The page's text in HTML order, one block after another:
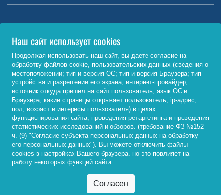
Министерство науки и высшего образования РФ
http://www.minobrnauki.gov.ru/
Министерство просвещения РФ
https://edu.gov.ru/
Федеральный портал «Российское образование»
http://www.edu.ru/
© 2026, ФГБОУ ВО «Байкальский государственный
университет»
Наш сайт использует cookies
Продолжая использовать наш сайт, вы даете согласие на
обработку файлов cookie, пользовательских данных (сведения о
местоположении; тип и версия ОС; тип и версия Браузера; тип
устройства и разрешение его экрана; интернет-провайдер;
источник откуда пришел на сайт пользователь; язык ОС и
Браузера; какие страницы открывает пользователь; ip-адрес;
пол, возраст и интересы пользователя) в целях
функционирования сайта, проведения ретаргетинга и проведения
статистических исследований и обзоров. (требование ФЗ №152
ч. (9) "Согласие субъекта персональных данных на обработку
его персональных данных"). Вы можете отключить файлы
cookies в настройках Вашего браузера, но это повлияет на
работу некоторых функций сайта.